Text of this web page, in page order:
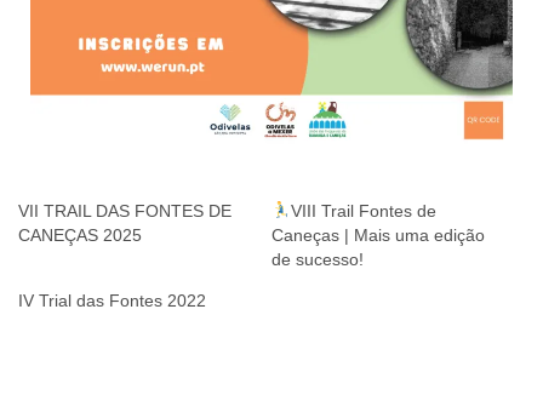
VII TRAIL DAS FONTES DE
CANEÇAS 2025
VIII Trail Fontes de
Caneças | Mais uma edição
de sucesso!
IV Trial das Fontes 2022